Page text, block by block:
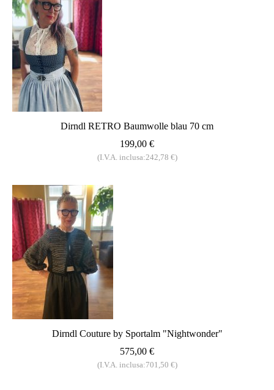
Dirndl RETRO Baumwolle blau 70 cm
199,00 €
(I.V.A. inclusa:242,78 €)
Dirndl Couture by Sportalm "Nightwonder"
575,00 €
(I.V.A. inclusa:701,50 €)